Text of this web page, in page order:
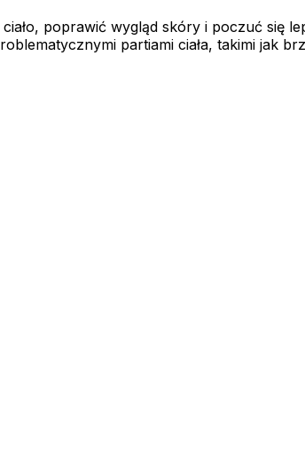
poprawić wygląd skóry i poczuć się
partiami ciała, takimi jak